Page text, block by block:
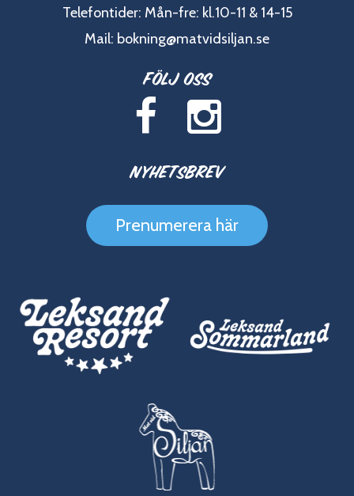
Telefontider: Mån-fre: kl.10-11 & 14-15
Mail: bokning@matvidsiljan.se
Följ oss
Nyhetsbrev